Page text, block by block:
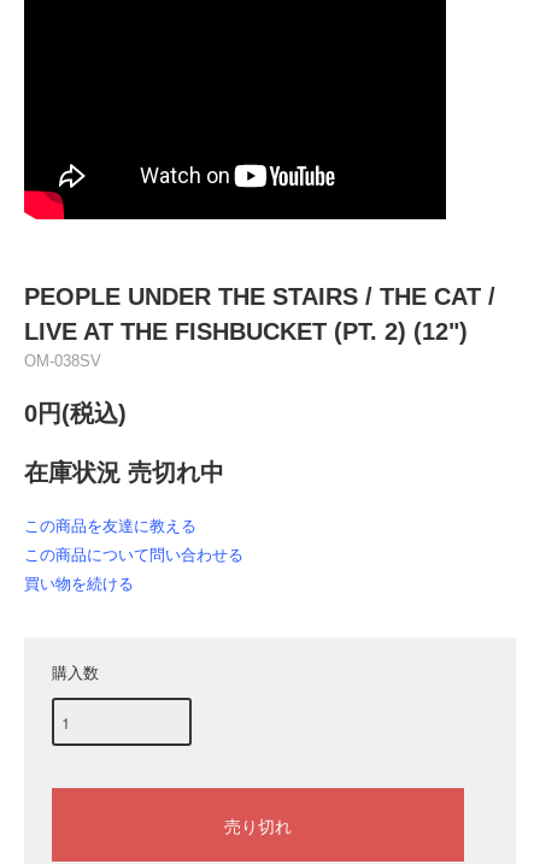
PEOPLE UNDER THE STAIRS ‎/ THE CAT /
LIVE AT THE FISHBUCKET (PT. 2) (12")
OM-038SV
0円(税込)
在庫状況 売切れ中
この商品を友達に教える
この商品について問い合わせる
買い物を続ける
購入数